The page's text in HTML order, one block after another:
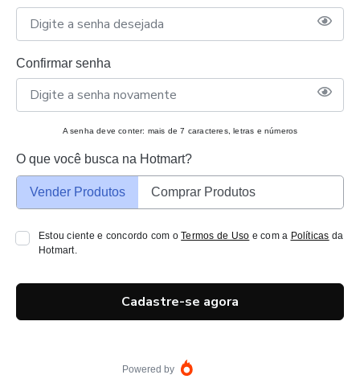
Confirmar senha
A senha deve conter: mais de 7 caracteres, letras e números
O que você busca na Hotmart?
Vender Produtos Comprar Produtos
Estou ciente e concordo com oTermos de Uso e com a Políticas da
Hotmart.
Cadastre-se agora
Powered by